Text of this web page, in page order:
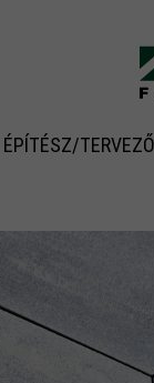
ÉPÍTÉSZ/TERVEZŐ